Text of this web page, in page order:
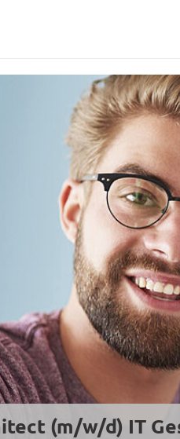
(m/w/d) IT